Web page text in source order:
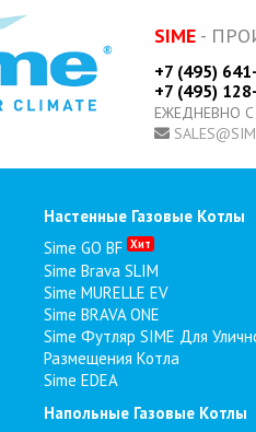
SIME -
+7 (495)
+7 (495)
ЕЖЕДНЕВНО
Настенные Газовые Котлы
Sime GO BF Хит
Sime Brava SLIM
Sime MURELLE EV
Sime BRAVA ONE
Sime Футляр SIME Для
Размещения Котла
Sime EDEA
Напольные Газовые Котлы